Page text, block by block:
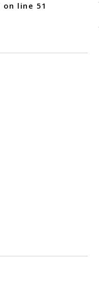
on line 51